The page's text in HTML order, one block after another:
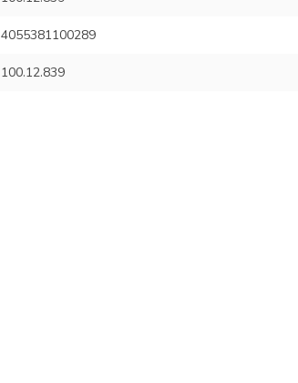
4055381100289
100.12.839